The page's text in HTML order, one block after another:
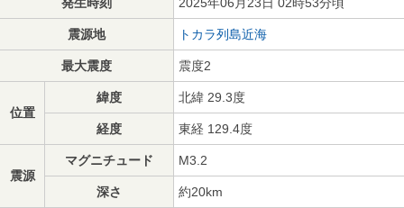
震源地 トカラ列島近海
最大震度 震度2
位置
緯度 北緯 29.3度
経度 東経 129.4度
震源
マグニチュード M3.2
深さ 約20km